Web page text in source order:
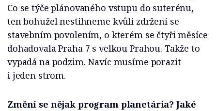
Co se týče plánovaného vstupu do suterénu,
ten bohužel nestihneme kvůli zdržení se
stavebním povolením, o kterém se čtyři měsíce
dohadovala Praha 7 s velkou Prahou. Takže to
vypadá na podzim. Navíc musíme porazit
i jeden strom.
Změní se nějak program planetária? Jaké